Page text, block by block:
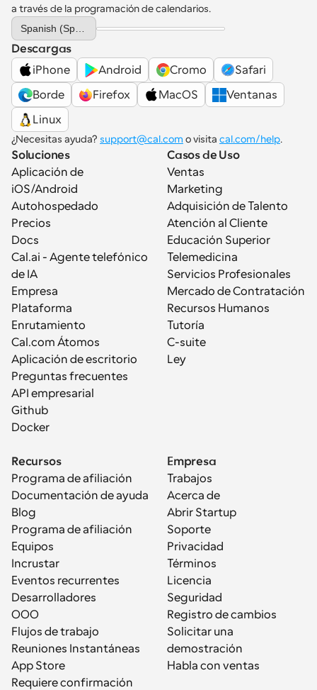
a través de la programación de calendarios.
Select Language
Descargas
iPhone
Android Cromo
Safari
Borde
Firefox MacOS
Ventanas
Linux
¿Necesitas ayuda? support@cal.com o visita cal.com/help.
Soluciones
Aplicación de
iOS/Android
Autohospedado
Precios
Docs
Cal.ai - Agente telefónico
de IA
Empresa
Plataforma
Enrutamiento
Cal.com Átomos
Aplicación de escritorio
Preguntas frecuentes
API empresarial
Github
Docker
Casos de Uso
Ventas
Marketing
Adquisición de Talento
Atención al Cliente
Educación Superior
Telemedicina
Servicios Profesionales
Mercado de Contratación
Recursos Humanos
Tutoría
C-suite
Ley
Recursos
Programa de afiliación
Documentación de ayuda
Blog
Programa de afiliación
Equipos
Incrustar
Eventos recurrentes
Desarrolladores
OOO
Flujos de trabajo
Reuniones Instantáneas
App Store
Requiere confirmación
Empresa
Trabajos
Acerca de
Abrir Startup
Soporte
Privacidad
Términos
Licencia
Seguridad
Registro de cambios
Solicitar una
demostración
Habla con ventas